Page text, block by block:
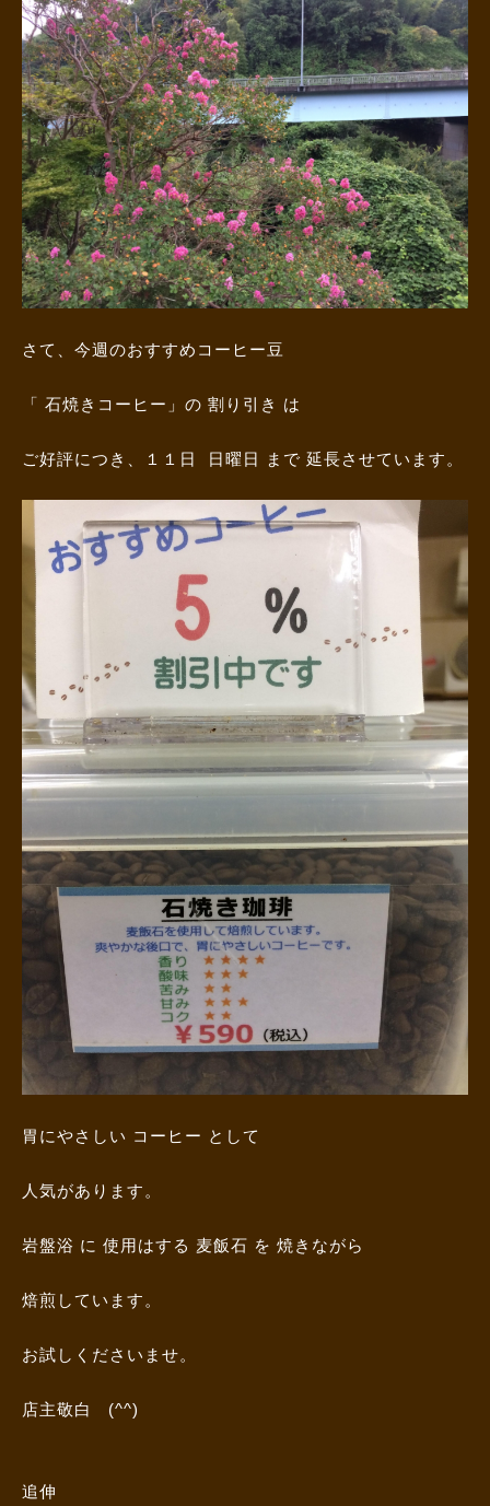
さて、今週のおすすめコーヒー豆
「 石焼きコーヒー」の 割り引き は
ご好評につき、１１日 日曜日 まで 延長させています。
胃にやさしい コーヒー として
人気があります。
岩盤浴 に 使用はする 麦飯石 を 焼きながら
焙煎しています。
お試しくださいませ。
店主敬白 (^^)
追伸